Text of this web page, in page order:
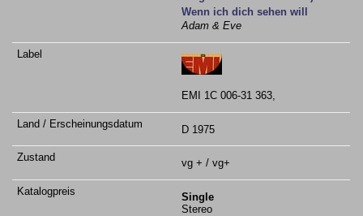
Wenn ich dich sehen will
Adam & Eve
EMI 1C 006-31 363,
D 1975
vg + / vg+
Single
Stereo